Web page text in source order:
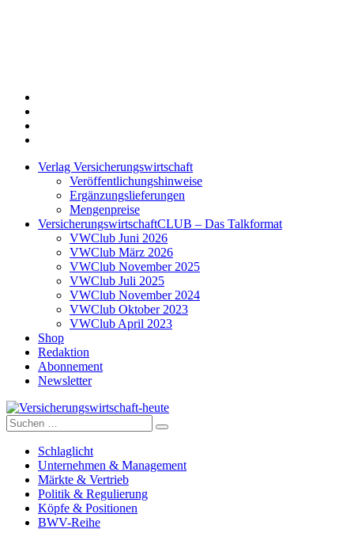
Verlag Versicherungswirtschaft
Veröffentlichungshinweise
Ergänzungslieferungen
Mengenpreise
VersicherungswirtschaftCLUB – Das Talkformat
VWClub Juni 2026
VWClub März 2026
VWClub November 2025
VWClub Juli 2025
VWClub November 2024
VWClub Oktober 2023
VWClub April 2023
Shop
Redaktion
Abonnement
Newsletter
Versicherungswirtschaft-heute
Suche
nach:
Schlaglicht
Unternehmen & Management
Märkte & Vertrieb
Politik & Regulierung
Köpfe & Positionen
BWV-Reihe